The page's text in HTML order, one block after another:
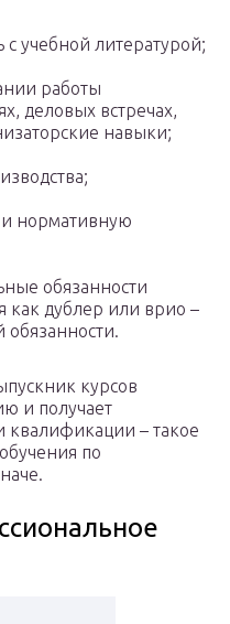
с учебной литературой;
работы
деловых встречах,
навыки;
и нормативную
обязанности
как дублер или врио –
курсов
и получает
– такое
по